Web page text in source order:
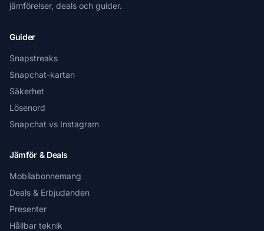
jämförelser, deals och guider.
Guider
Snapstreaks
Snapchat-kartan
Säkerhet
Lösenord
Snapchat vs Instagram
Jämför & Deals
Mobilabonnemang
Deals & Erbjudanden
Presenter
Hållbar teknik